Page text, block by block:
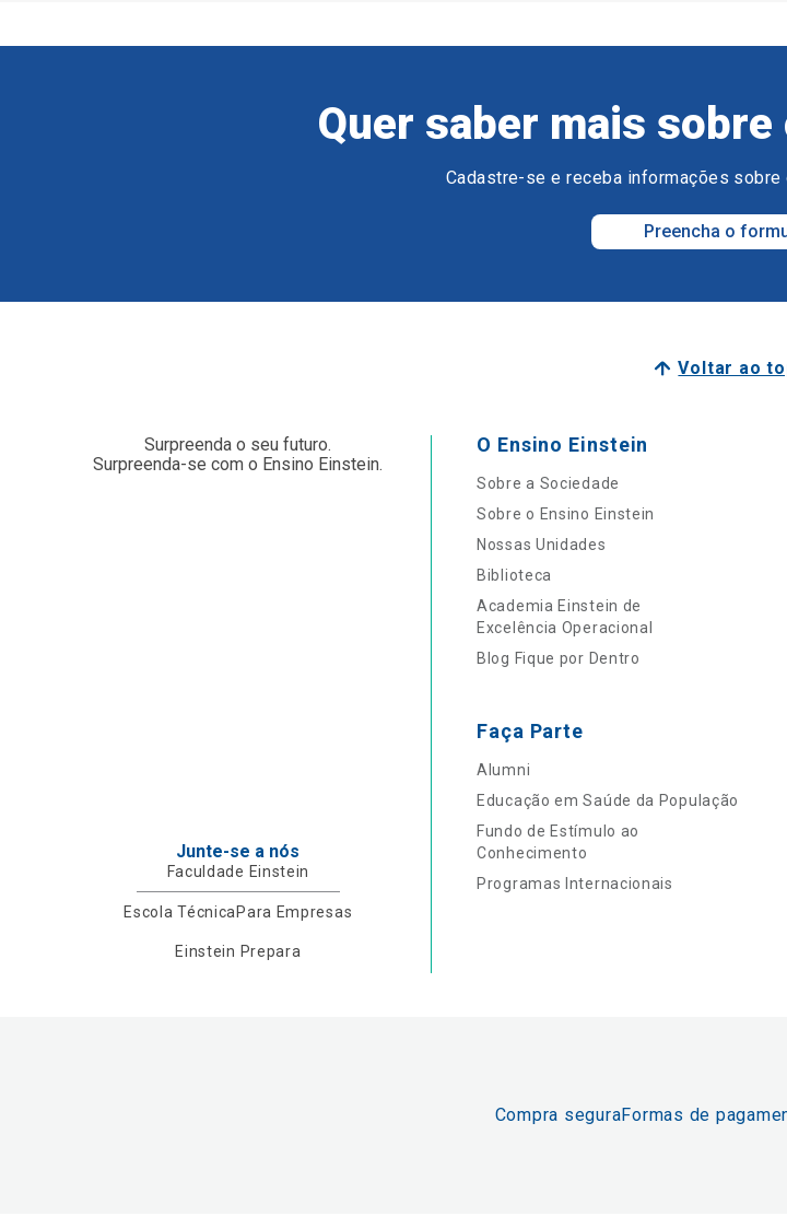
Quer saber mais
Cadastre-se e receba informações
Preencha o
Voltar ao
Surpreenda o seu futuro.
Surpreenda-se com o Ensino Einstein.
Junte-se a nós
Faculdade Einstein
Escola Técnica Para Empresas
Einstein Prepara
O Ensino Einstein
Sobre a Sociedade
Sobre o Ensino Einstein
Nossas Unidades
Biblioteca
Academia Einstein de
Excelência Operacional
Blog Fique por Dentro
Faça Parte
Alumni
Educação em Saúde da População
Fundo de Estímulo ao
Conhecimento
Programas Internacionais
Compra seguraFormas de